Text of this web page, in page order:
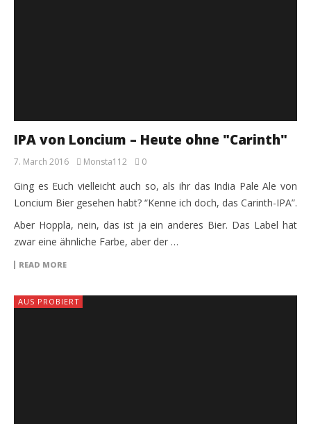
IPA von Loncium – Heute ohne "Carinth"
7. March 2016 Monsta112 0
Ging es Euch vielleicht auch so, als ihr das India Pale Ale von
Loncium Bier gesehen habt? “Kenne ich doch, das Carinth-IPA”.
Aber Hoppla, nein, das ist ja ein anderes Bier. Das Label hat
zwar eine ähnliche Farbe, aber der …
READ MORE
AUS PROBIERT